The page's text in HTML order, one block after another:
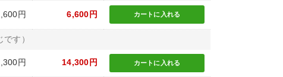
円 6,600円 カートに 入れる
す）
円 14,300円 カートに 入れる